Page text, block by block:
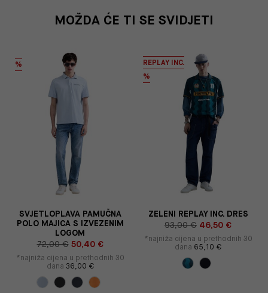
MOŽDA ĆE TI SE SVIDJETI
%
SVJETLOPLAVA PAMUČNA
POLO MAJICA S IZVEZENIM
LOGOM
72,00 € 50,40 €
*najniža cijena u prethodnih 30
dana 36,00 €
REPLAY INC.
%
ZELENI REPLAY INC. DRES
93,00 € 46,50 €
*najniža cijena u prethodnih 30
dana 65,10 €